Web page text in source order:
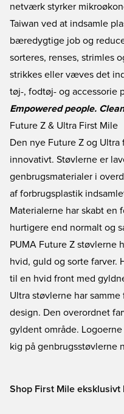
netværk styrker
Taiwan ved at indsamle
bæredygtige job og
sorteres, renses, strimles
strikkes eller væves det
tøj-, fodtøj- og accessorie
Empowered people.
Future Z & Ultra First Mile
Den nye Future Z og Ultra
innovativt. Støvlerne er
genbrugsmaterialer i
af forbrugsplastik
Materialerne har skabt en
hurtigere end normalt og
PUMA Future Z støvlerne
hvid, guld og sorte farver.
til en hvid front med
Ultra støvlerne har
design. Den overordnet
gyldent område.
kig på genbrugsstøvlerne
Shop First Mile eksklusivt